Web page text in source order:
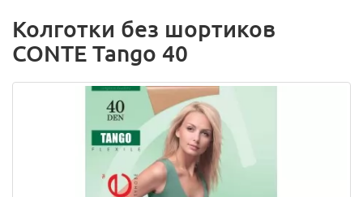
Колготки без шортиков
CONTE Tango 40